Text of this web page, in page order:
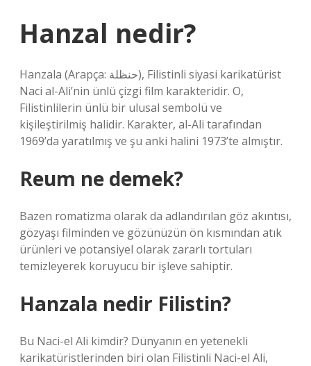
Hanzal nedir?
Hanzala (Arapça: حنظلة), Filistinli siyasi karikatürist
Naci al-Ali’nin ünlü çizgi film karakteridir. O,
Filistinlilerin ünlü bir ulusal sembolü ve
kişileştirilmiş halidir. Karakter, al-Ali tarafından
1969’da yaratılmış ve şu anki halini 1973’te almıştır.
Reum ne demek?
Bazen romatizma olarak da adlandırılan göz akıntısı,
gözyaşı filminden ve gözünüzün ön kısmından atık
ürünleri ve potansiyel olarak zararlı tortuları
temizleyerek koruyucu bir işleve sahiptir.
Hanzala nedir Filistin?
Bu Naci-el Ali kimdir? Dünyanın en yetenekli
karikatüristlerinden biri olan Filistinli Naci-el Ali,